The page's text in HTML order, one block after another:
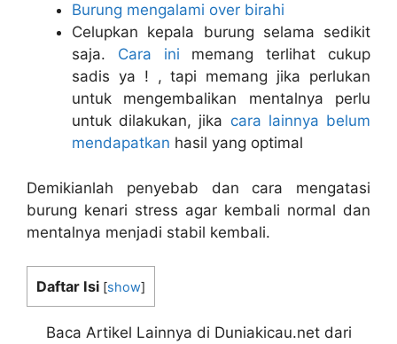
Burung mengalami over birahi
Celupkan kepala burung selama sedikit
saja. Cara ini memang terlihat cukup
sadis ya ! , tapi memang jika perlukan
untuk mengembalikan mentalnya perlu
untuk dilakukan, jika cara lainnya belum
mendapatkan hasil yang optimal
Demikianlah penyebab dan cara mengatasi
burung kenari stress agar kembali normal dan
mentalnya menjadi stabil kembali.
Daftar Isi [show]
Baca Artikel Lainnya di Duniakicau.net dari